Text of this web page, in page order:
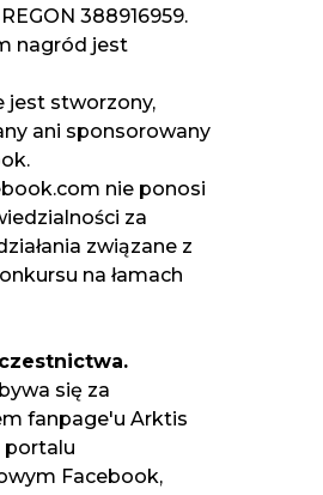
388916959.
nagród jest
jest stworzony,
ani sponsorowany
nie ponosi
za
związane z
na łamach
się za
fanpage'u Arktis
portalu
Facebook,